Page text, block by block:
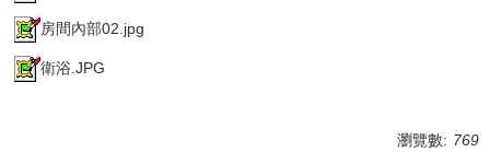
房間內部02.jpg
衛浴.JPG
瀏覽數: 769